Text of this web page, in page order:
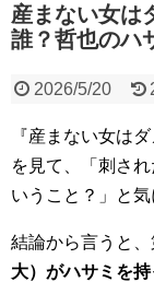
産まない女は
誰？哲也のハ
2026/5/20
『産まない女は
を見て、「刺さ
いうこと？」と
結論から言うと、
大）がハサミを